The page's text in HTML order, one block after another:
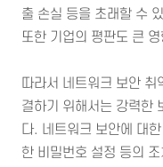
출 손실 등을 초래할 수
또한 기업의 평판도 큰
따라서 네트워크 보안
결하기 위해서는 강력한
다. 네트워크 보안에 대
한 비밀번호 설정 등의